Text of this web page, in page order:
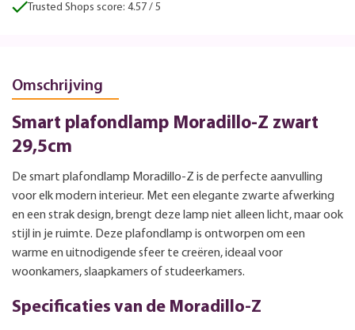
Trusted Shops score: 4.57 / 5
Omschrijving
Smart plafondlamp Moradillo-Z zwart
29,5cm
De smart plafondlamp Moradillo-Z is de perfecte aanvulling
voor elk modern interieur. Met een elegante zwarte afwerking
en een strak design, brengt deze lamp niet alleen licht, maar ook
stijl in je ruimte. Deze plafondlamp is ontworpen om een
warme en uitnodigende sfeer te creëren, ideaal voor
woonkamers, slaapkamers of studeerkamers.
Specificaties van de Moradillo-Z